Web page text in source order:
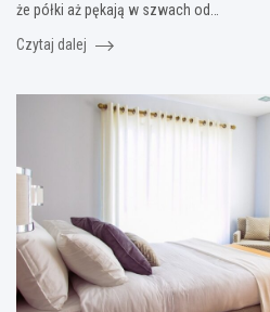
że półki aż pękają w szwach od…
Czytaj dalej